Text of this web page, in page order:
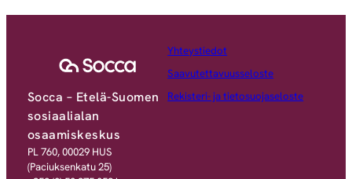
Socca – Etelä-Suomen
sosiaalialan
osaamiskeskus
PL 760, 00029 HUS
(Paciuksenkatu 25)
Yhteystiedot
Saavutettavuusseloste
Rekisteri- ja tietosuojaseloste